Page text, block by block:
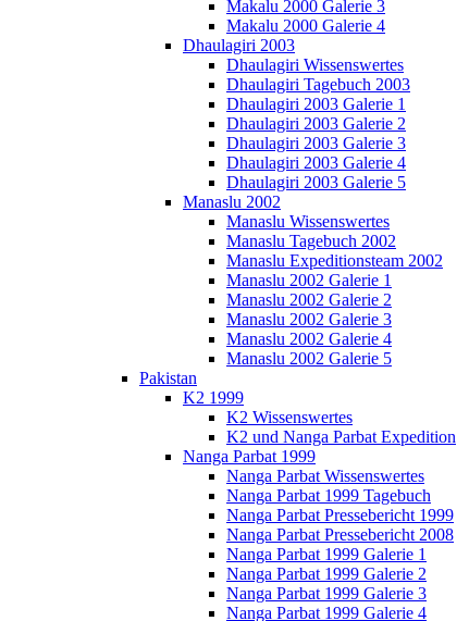
Makalu 2000 Galerie 3
Makalu 2000 Galerie 4
Dhaulagiri 2003
Dhaulagiri Wissenswertes
Dhaulagiri Tagebuch 2003
Dhaulagiri 2003 Galerie 1
Dhaulagiri 2003 Galerie 2
Dhaulagiri 2003 Galerie 3
Dhaulagiri 2003 Galerie 4
Dhaulagiri 2003 Galerie 5
Manaslu 2002
Manaslu Wissenswertes
Manaslu Tagebuch 2002
Manaslu Expeditionsteam 2002
Manaslu 2002 Galerie 1
Manaslu 2002 Galerie 2
Manaslu 2002 Galerie 3
Manaslu 2002 Galerie 4
Manaslu 2002 Galerie 5
Pakistan
K2 1999
K2 Wissenswertes
K2 und Nanga Parbat Expedition
Nanga Parbat 1999
Nanga Parbat Wissenswertes
Nanga Parbat 1999 Tagebuch
Nanga Parbat Pressebericht 1999
Nanga Parbat Pressebericht 2008
Nanga Parbat 1999 Galerie 1
Nanga Parbat 1999 Galerie 2
Nanga Parbat 1999 Galerie 3
Nanga Parbat 1999 Galerie 4